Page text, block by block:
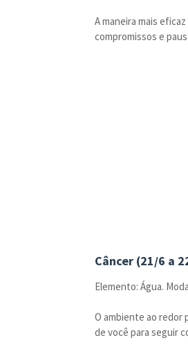
A maneira mais
compromissos e
Câncer (21/6 a
Elemento: Água.
O ambiente ao redor
de você para seguir